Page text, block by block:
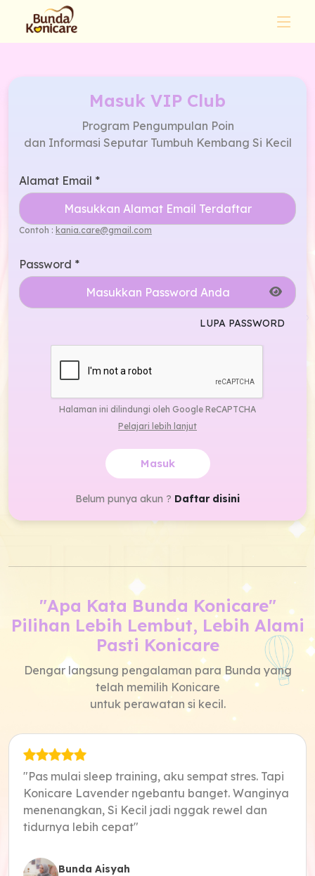
Masuk VIP Club
Program Pengumpulan Poin
dan Informasi Seputar Tumbuh Kembang Si Kecil
Alamat Email *
Contoh : kania.care@gmail.com
Password *
LUPA PASSWORD
Halaman ini dilindungi oleh Google ReCAPTCHA
Pelajari lebih lanjut
Masuk
Belum punya akun ? Daftar disini
"Apa Kata Bunda Konicare"
Pilihan Lebih Lembut, Lebih Alami
Pasti Konicare
Dengar langsung pengalaman para Bunda yang
telah memilih Konicare
untuk perawatan si kecil.
"Pas mulai sleep training, aku sempat stres. Tapi
Konicare Lavender ngebantu banget. Wanginya
menenangkan, Si Kecil jadi nggak rewel dan
tidurnya lebih cepat"
Bunda Aisyah